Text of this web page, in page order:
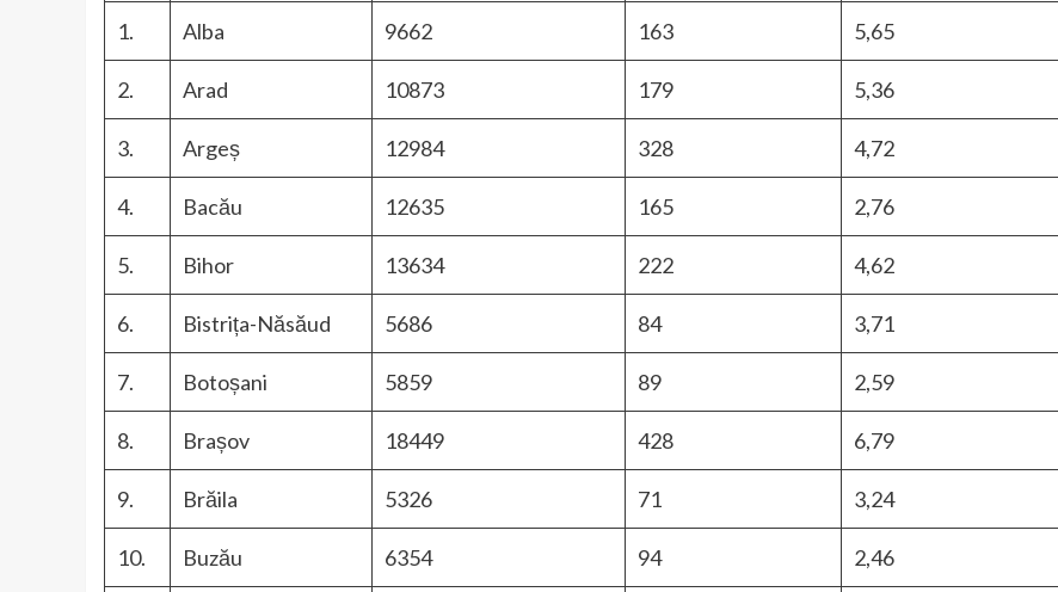
1. Alba 9662 163 5,65
2. Arad 10873 179 5,36
3. Argeș 12984 328 4,72
4. Bacău 12635 165 2,76
5. Bihor 13634 222 4,62
6. Bistrița-Năsăud 5686 84 3,71
7. Botoșani 5859 89 2,59
8. Brașov 18449 428 6,79
9. Brăila 5326 71 3,24
10. Buzău 6354 94 2,46